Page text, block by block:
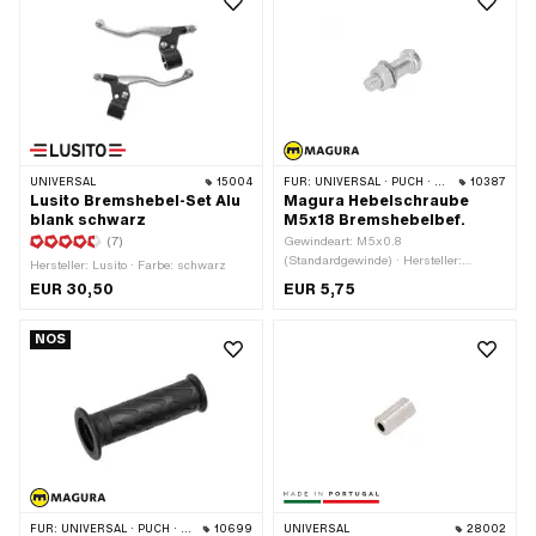
UNIVERSAL 15004
Lusito Bremshebel-Set Alu
blank schwarz
(7)
Hersteller: Lusito · Farbe: schwarz
EUR 30,50
FÜR: UNIVERSAL · PUCH · SACHS · PONY / CILO (BETA 521 & 512) · ZÜNDAPP BELMONDO · CILO 10387
Magura Hebelschraube
M5x18 Bremshebelbef.
Gewindeart: M5x0.8
(Standardgewinde) · Hersteller:
verzinkt (blau) · Gesamtlänge: 21.5
mm · Länge Schaft: 9 mm · Ø Schaft:
050.3227 · Magura OEM-Nr.: 306
EUR 5,75
NOS
FÜR: UNIVERSAL · PUCH · SACHS · PONY / CILO (BETA 521 & 512) 10699 UNIVERSAL 28002